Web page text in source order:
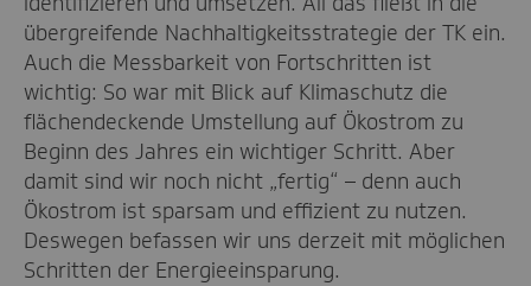
übergreifende Nachhaltigkeitsstrategie der TK ein.
Auch die Messbarkeit von Fortschritten ist
wichtig: So war mit Blick auf Klimaschutz die
flächendeckende Umstellung auf Ökostrom zu
Beginn des Jahres ein wichtiger Schritt. Aber
damit sind wir noch nicht „fertig“ – denn auch
Ökostrom ist sparsam und effizient zu nutzen.
Deswegen befassen wir uns derzeit mit möglichen
Schritten der Energieeinsparung.